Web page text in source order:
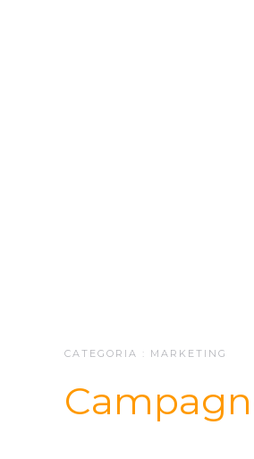
CATEGORIA : MARKETING